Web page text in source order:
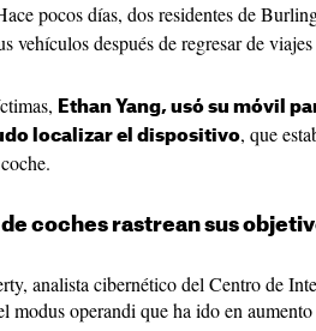
pocos días, dos residentes de
vehículos después de regresar de
Ethan Yang, usó su móvil
localizar el dispositivo, que
de coches rastrean sus
analista cibernético del Centro de
modus operandi que ha ido en